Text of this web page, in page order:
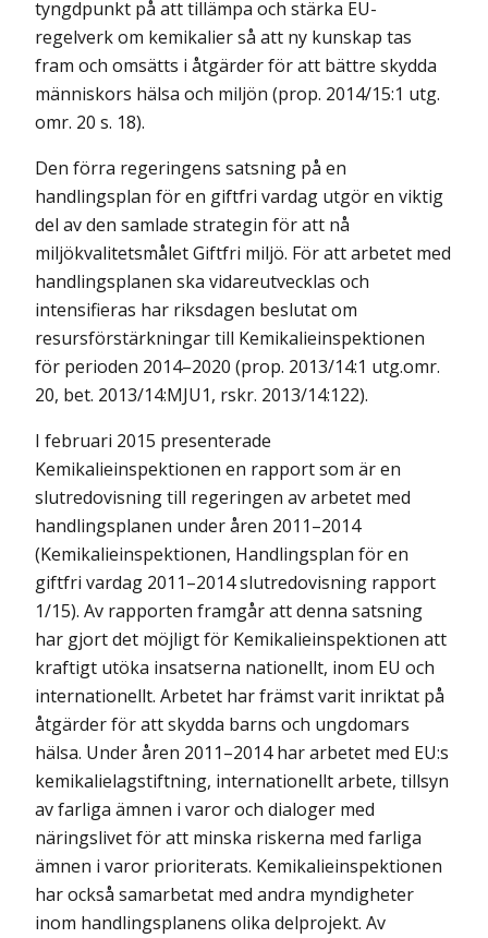
tyngdpunkt på att tillämpa och stärka EU-
regelverk om kemikalier så att ny kunskap tas
fram och omsätts i åtgärder för att bättre skydda
människors hälsa och miljön (prop. 2014/15:1 utg.
omr. 20 s. 18).
Den förra regeringens satsning på en
handlingsplan för en giftfri vardag utgör en viktig
del av den samlade strategin för att nå
miljökvalitetsmålet Giftfri miljö. För att arbetet med
handlingsplanen ska vidareutvecklas och
intensifieras har riksdagen beslutat om
resursförstärkningar till Kemikalieinspektionen
för perioden 2014–2020 (prop. 2013/14:1 utg.omr.
20, bet. 2013/14:MJU1, rskr. 2013/14:122).
I februari 2015 presenterade
Kemikalieinspektionen en rapport som är en
slutredovisning till regeringen av arbetet med
handlingsplanen under åren 2011–2014
(Kemikalieinspektionen, Handlingsplan för en
giftfri vardag 2011–2014 slutredovisning rapport
1/15). Av rapporten framgår att denna satsning
har gjort det möjligt för Kemikalieinspektionen att
kraftigt utöka insatserna nationellt, inom EU och
internationellt. Arbetet har främst varit inriktat på
åtgärder för att skydda barns och ungdomars
hälsa. Under åren 2011–2014 har arbetet med EU:s
kemikalielagstiftning, internationellt arbete, tillsyn
av farliga ämnen i varor och dialoger med
näringslivet för att minska riskerna med farliga
ämnen i varor prioriterats. Kemikalieinspektionen
har också samarbetat med andra myndigheter
inom handlingsplanens olika delprojekt. Av